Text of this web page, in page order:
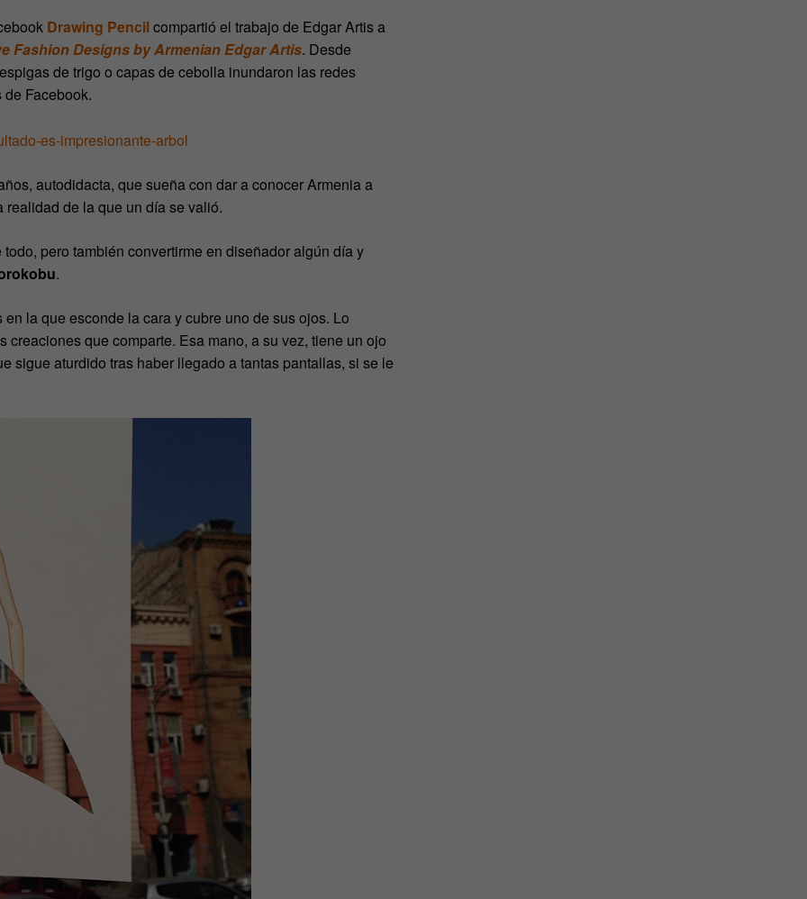
Drawing Pencilcompartió el trabajo de Edgar Artis a
Fashion Designs by Armenian Edgar Artis. Desde
de trigo o capas de cebolla inundaron las redes
Facebook.
autodidacta, que sueña con dar a conocer Armenia a
de la que un día se valió.
pero también convertirme en diseñador algún día y
.
la que esconde la cara y cubre uno de sus ojos. Lo
que comparte. Esa mano, a su vez, tiene un ojo
sigue aturdido tras haber llegado a tantas pantallas, si se le